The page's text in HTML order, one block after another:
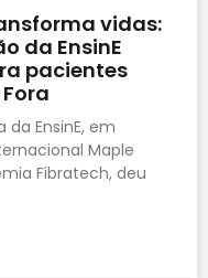
vidas:
da EnsinE
pacientes
da EnsinE, em
Maple
Fibratech, deu